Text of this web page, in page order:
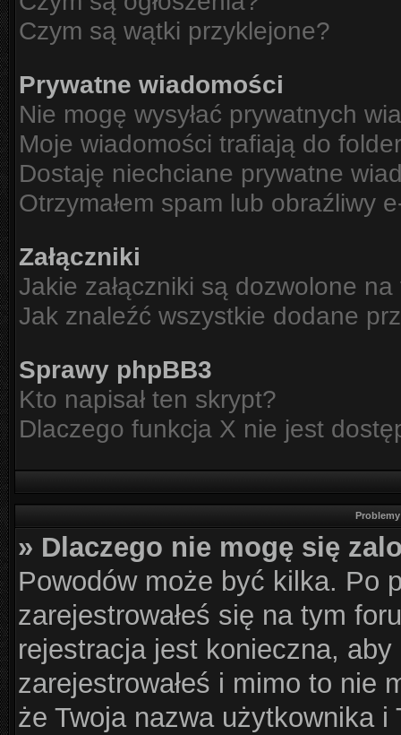
Czym są wątki przyklejone?
Prywatne wiadomości
Nie mogę wysyłać prywatnych
Moje wiadomości trafiają do
Dostaję niechciane prywatne
Otrzymałem spam lub obraźliwy
Załączniki
Jakie załączniki są dozwolone
Jak znaleźć wszystkie dodane
Sprawy phpBB3
Kto napisał ten skrypt?
Dlaczego funkcja X nie jest
» Dlaczego nie mogę się
Powodów może być kilka. Po
zarejestrowałeś się na tym
rejestracja jest konieczna,
zarejestrowałeś i mimo to nie
że Twoja nazwa użytkownika i